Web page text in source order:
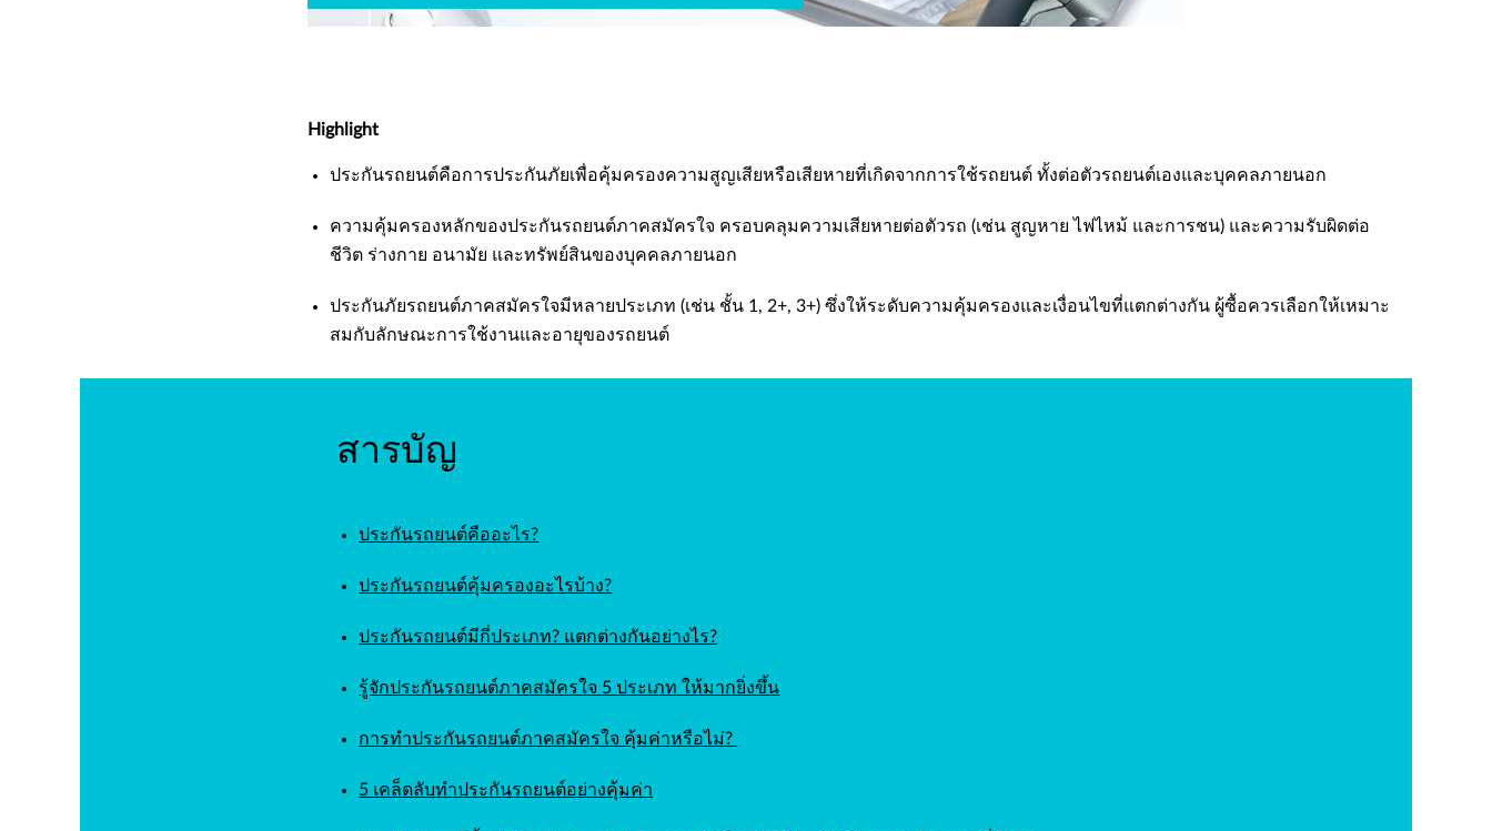
Highlight
ประกันรถยนต์คือการประกันภัยเพื่อคุ้มครองความสูญเสียหรือเสียหายที่เกิดจากการใช้รถยนต์ ทั้งต่อตัวรถยนต์เองและบุคคลภายนอก
ความคุ้มครองหลักของประกันรถยนต์ภาคสมัครใจ ครอบคลุมความเสียหายต่อตัวรถ (เช่น สูญหาย ไฟไหม้ และการชน) และความรับผิดต่อ
ชีวิต ร่างกาย อนามัย และทรัพย์สินของบุคคลภายนอก
ประกันภัยรถยนต์ภาคสมัครใจมีหลายประเภท (เช่น ชั้น 1, 2+, 3+) ซึ่งให้ระดับความคุ้มครองและเงื่อนไขที่แตกต่างกัน ผู้ซื้อควรเลือกให้เหมาะ
สมกับลักษณะการใช้งานและอายุของรถยนต์
สารบัญ
ประกันรถยนต์คืออะไร?
ประกันรถยนต์คุ้มครองอะไรบ้าง?
ประกันรถยนต์มีกี่ประเภท? แตกต่างกันอย่างไร?
รู้จักประกันรถยนต์ภาคสมัครใจ 5 ประเภท ให้มากยิ่งขึ้น
การทำประกันรถยนต์ภาคสมัครใจ คุ้มค่าหรือไม่?
5 เคล็ดลับทำประกันรถยนต์อย่างคุ้มค่า